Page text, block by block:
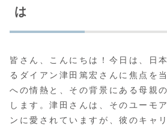
は
皆さん、こんにちは！今日は、日
るダイアン津田篤宏さんに焦点を
への情熱と、その背景にある母親
します。津田さんは、そのユーモ
ンに愛されていますが、彼のキャ